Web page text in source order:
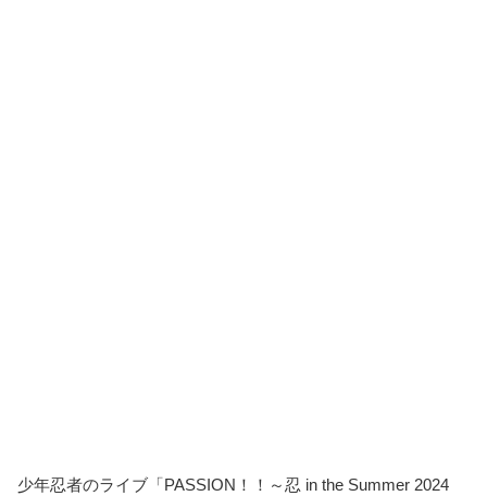
少年忍者のライブ「PASSION！！～忍 in the Summer 2024